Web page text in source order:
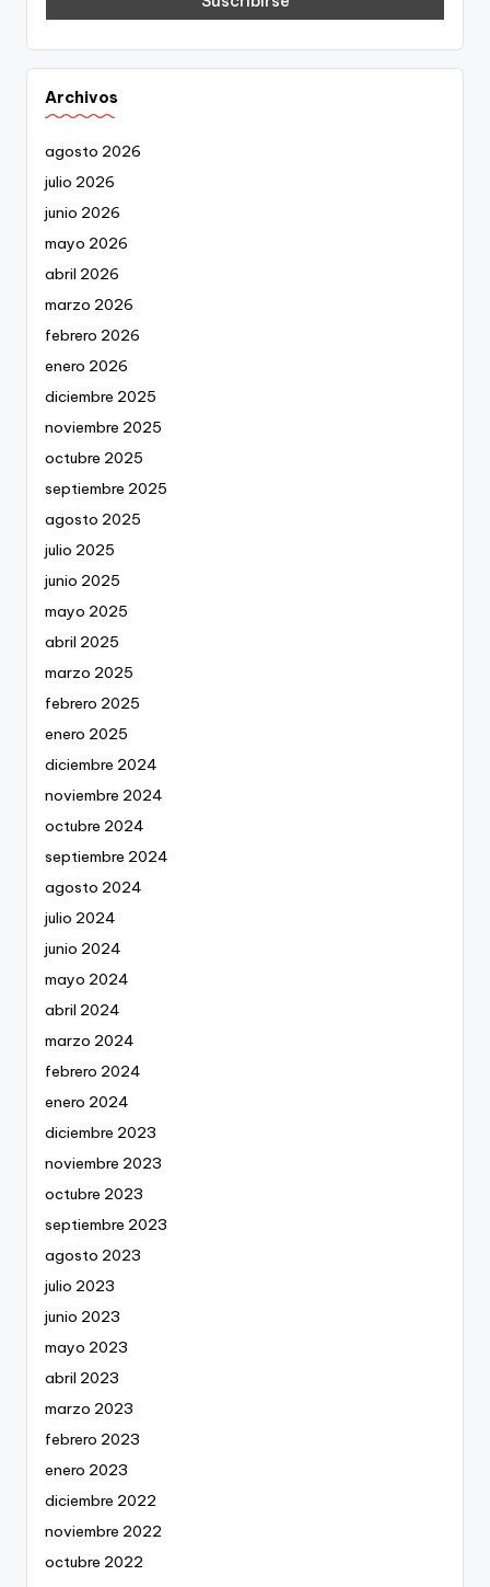
Archivos
agosto 2026
julio 2026
junio 2026
mayo 2026
abril 2026
marzo 2026
febrero 2026
enero 2026
diciembre 2025
noviembre 2025
octubre 2025
septiembre 2025
agosto 2025
julio 2025
junio 2025
mayo 2025
abril 2025
marzo 2025
febrero 2025
enero 2025
diciembre 2024
noviembre 2024
octubre 2024
septiembre 2024
agosto 2024
julio 2024
junio 2024
mayo 2024
abril 2024
marzo 2024
febrero 2024
enero 2024
diciembre 2023
noviembre 2023
octubre 2023
septiembre 2023
agosto 2023
julio 2023
junio 2023
mayo 2023
abril 2023
marzo 2023
febrero 2023
enero 2023
diciembre 2022
noviembre 2022
octubre 2022